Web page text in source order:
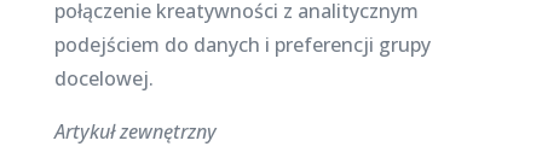
połączenie kreatywności z analitycznym
podejściem do danych i preferencji grupy
docelowej.
Artykuł zewnętrzny